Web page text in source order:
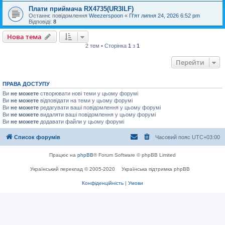
Плати приймача RX4735(UR3ILF)
Останнє повідомлення Weezerspoon « П'ят липня 24, 2026 6:52 pm
Відповіді: 8
Нова тема
2 тем • Сторінка 1 з 1
Перейти
ПРАВА ДОСТУПУ
Ви не можете створювати нові теми у цьому форумі
Ви не можете відповідати на теми у цьому форумі
Ви не можете редагувати ваші повідомлення у цьому форумі
Ви не можете видаляти ваші повідомлення у цьому форумі
Ви не можете додавати файли у цьому форумі
Список форумів Часовий пояс UTC+03:00
Працює на phpBB® Forum Software © phpBB Limited
Український переклад © 2005-2020 Українська підтримка phpBB
Конфіденційність | Умови